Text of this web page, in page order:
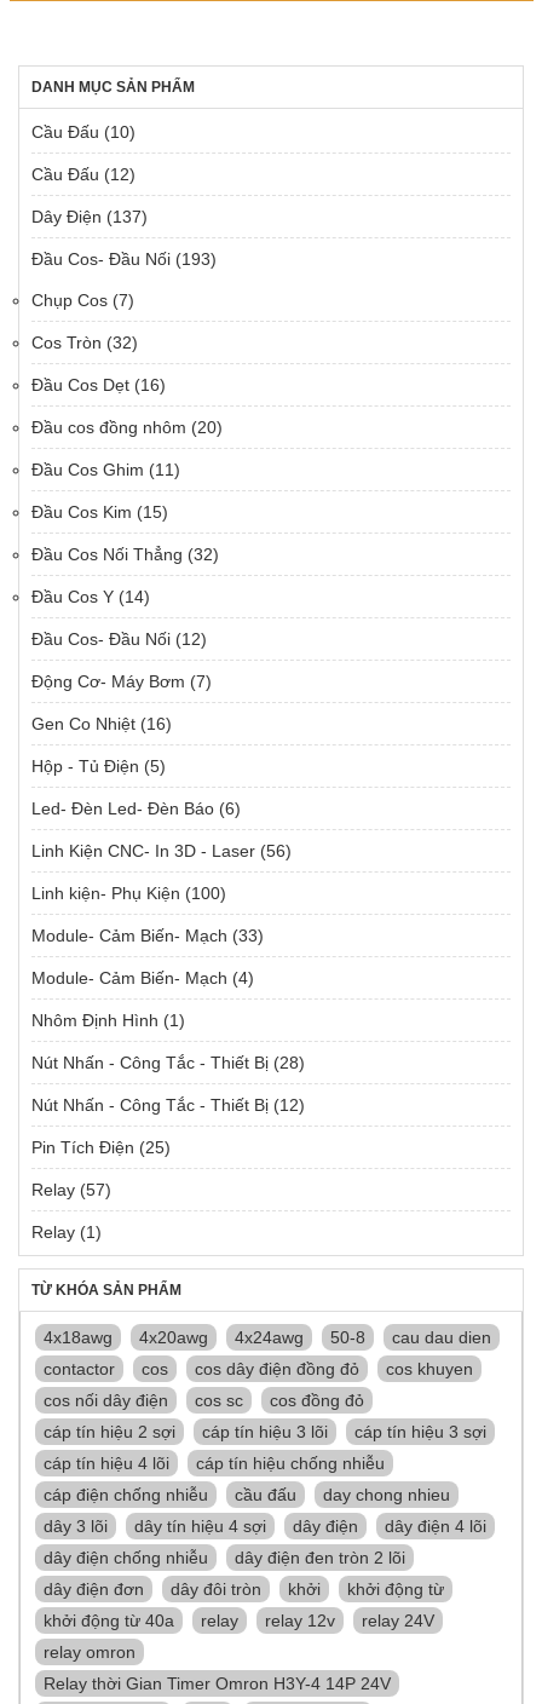
DANH MỤC SẢN PHẨM
Cầu Đấu (10)
Cầu Đấu (12)
Dây Điện (137)
Đầu Cos- Đầu Nối (193)
Chụp Cos (7)
Cos Tròn (32)
Đầu Cos Dẹt (16)
Đầu cos đồng nhôm (20)
Đầu Cos Ghim (11)
Đầu Cos Kim (15)
Đầu Cos Nối Thẳng (32)
Đầu Cos Y (14)
Đầu Cos- Đầu Nối (12)
Động Cơ- Máy Bơm (7)
Gen Co Nhiệt (16)
Hộp - Tủ Điện (5)
Led- Đèn Led- Đèn Báo (6)
Linh Kiện CNC- In 3D - Laser (56)
Linh kiện- Phụ Kiện (100)
Module- Cảm Biến- Mạch (33)
Module- Cảm Biến- Mạch (4)
Nhôm Định Hình (1)
Nút Nhấn - Công Tắc - Thiết Bị (28)
Nút Nhấn - Công Tắc - Thiết Bị (12)
Pin Tích Điện (25)
Relay (57)
Relay (1)
TỪ KHÓA SẢN PHẨM
4x18awg 4x20awg 4x24awg 50-8
cau dau dien
contactor
cos cos dây điện đồng đỏ
cos khuyen
cos nối dây điện
cos sc
cos đồng đỏ
cáp tín hiệu 2 sợi
cáp tín hiệu 3 lõi
cáp tín hiệu 3 sợi
cáp tín hiệu 4 lõi
cáp tín hiệu chống nhiễu
cáp điện chống nhiễu
cầu đấu
day chong nhieu
dây 3 lõi
dây tín hiệu 4 sợi dây điện
dây điện 4 lõi
dây điện chống nhiễu
dây điện đen tròn 2 lõi
dây điện đơn
dây đôi tròn khởi
khởi động từ
khởi động từ 40a
relay relay 12v
relay 24V
relay omron
Relay thời Gian Timer Omron H3Y-4 14P 24V